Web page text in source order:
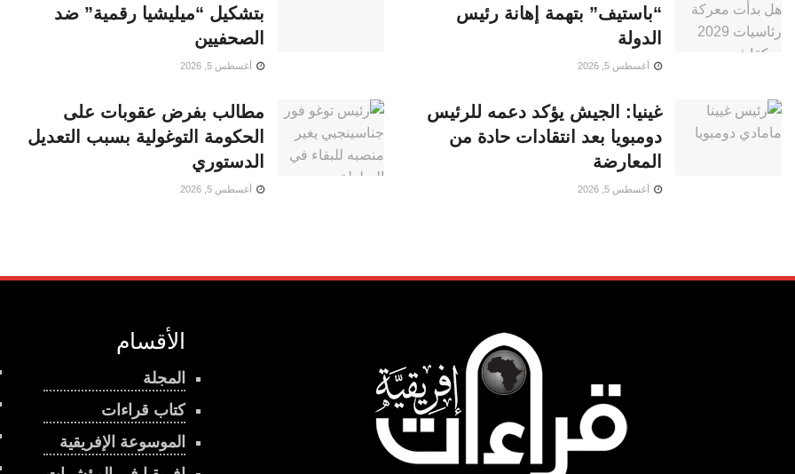
“باستيف” بتهمة إهانة رئيس
الدولة
أغسطس 5, 2026
بتشكيل “ميليشيا رقمية” ضد
الصحفيين
أغسطس 5, 2026
غينيا: الجيش يؤكد دعمه للرئيس
دومبويا بعد انتقادات حادة من
المعارضة
أغسطس 5, 2026
مطالب بفرض عقوبات على
الحكومة التوغولية بسبب التعديل
الدستوري
أغسطس 5, 2026
الأقسام
المجلة
كتاب قراءات
الموسوعة الإفريقية